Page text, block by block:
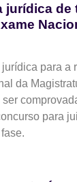
jurídica de
para a
da
para